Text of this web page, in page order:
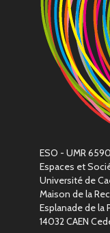
ESO - UMR 6590
Espaces et
Université de
Maison de la
Esplanade de la
14032 CAEN